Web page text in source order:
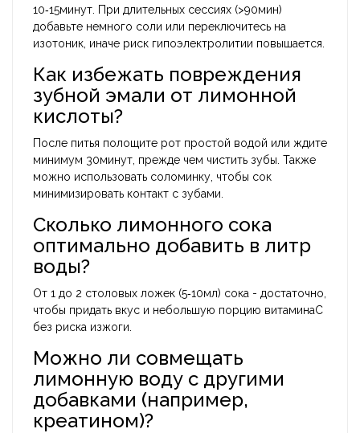
10‑15минут. При длительных сессиях (>90мин)
добавьте немного соли или переключитесь на
изотоник, иначе риск гипоэлектролитии повышается.
Как избежать повреждения
зубной эмали от лимонной
кислоты?
После питья полощите рот простой водой или ждите
минимум 30минут, прежде чем чистить зубы. Также
можно использовать соломинку, чтобы сок
минимизировать контакт с зубами.
Сколько лимонного сока
оптимально добавить в литр
воды?
От 1 до 2 столовых ложек (5‑10мл) сока - достаточно,
чтобы придать вкус и небольшую порцию витаминаC
без риска изжоги.
Можно ли совмещать
лимонную воду с другими
добавками (например,
креатином)?